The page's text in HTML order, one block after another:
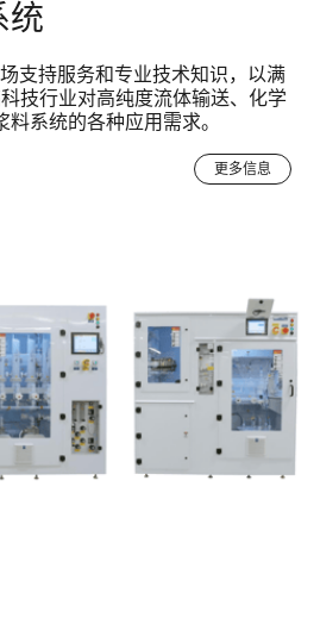
统
支持服务和专业技术知识，以满
技行业对高纯度流体输送、化学
料系统的各种应用需求。
更多信息